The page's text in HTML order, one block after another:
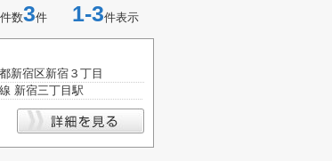
数3件 1-3件表示
新宿区新宿３丁目
新宿三丁目駅